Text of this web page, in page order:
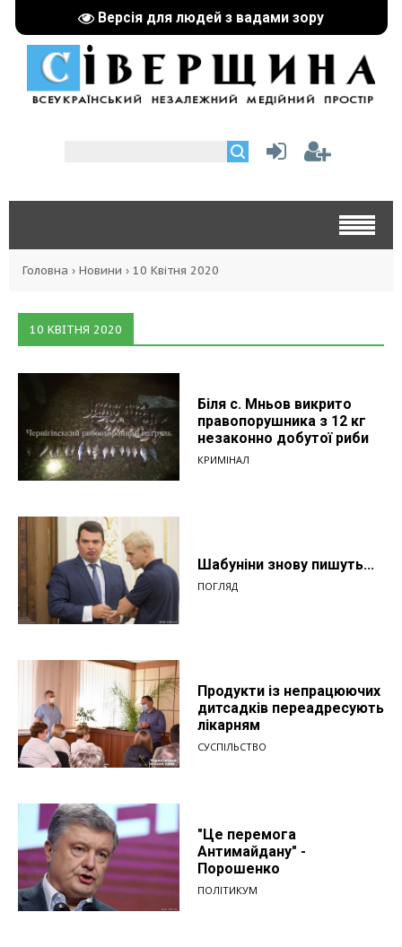
Версія для людей з вадами зору
Головна › Новини › 10 Квітня 2020
10 КВІТНЯ 2020
Біля с. Мньов викрито
правопорушника з 12 кг
незаконно добутої риби
КРИМІНАЛ
Шабуніни знову пишуть...
ПОГЛЯД
Продукти із непрацюючих
дитсадків переадресують
лікарням
СУСПІЛЬСТВО
"Це перемога
Антимайдану" -
Порошенко
ПОЛІТИКУМ